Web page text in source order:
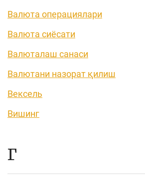
Валюта операциялари
Валюта сиёсати
Валюталаш санаси
Валютани назорат қилиш
Вексель
Вишинг
Г